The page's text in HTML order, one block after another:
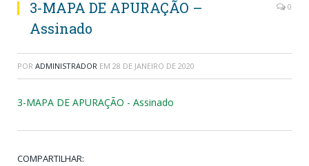
3-MAPA DE APURAÇÃO –
Assinado
0
POR ADMINISTRADOR EM 28 DE JANEIRO DE 2020
3-MAPA DE APURAÇÃO - Assinado
COMPARTILHAR: